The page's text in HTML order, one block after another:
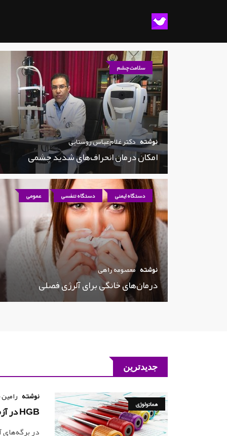
سلامت چشم
نوشته دکتر غلام‌عباس روستایی
امکان درمان انحراف‌های شدید چشمی
دستگاه ایمنی دستگاه تنفسی عمومی
نوشته معصومه راهی
درمان‌های خانگی برای آلرژی فصلی
جدیدترین
هماتولوژی
نوشته
HGB در آزمایش خون چیست؟